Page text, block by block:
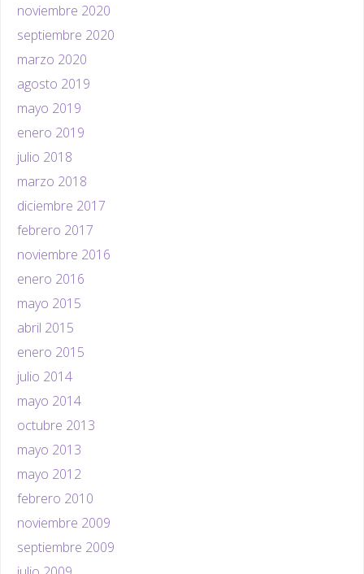
noviembre 2020
septiembre 2020
marzo 2020
agosto 2019
mayo 2019
enero 2019
julio 2018
marzo 2018
diciembre 2017
febrero 2017
noviembre 2016
enero 2016
mayo 2015
abril 2015
enero 2015
julio 2014
mayo 2014
octubre 2013
mayo 2013
mayo 2012
febrero 2010
noviembre 2009
septiembre 2009